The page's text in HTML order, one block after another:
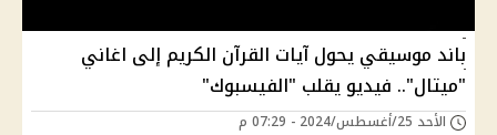
باند موسيقي يحول آيات القرآن الكريم إلى اغاني
"ميتال".. فيديو يقلب "الفيسبوك"
الأحد 25/أغسطس/2024 - 07:29 م